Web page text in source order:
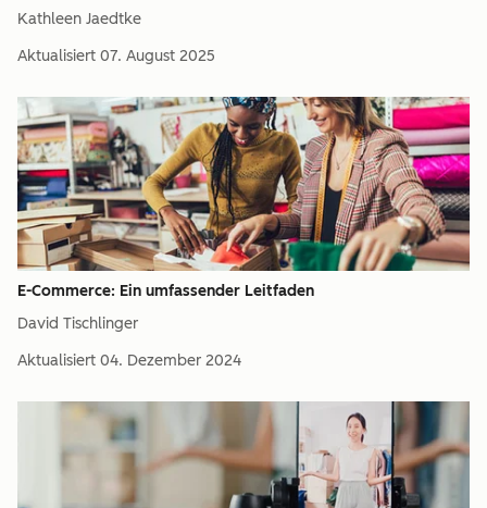
Kathleen Jaedtke
Aktualisiert 07. August 2025
E-Commerce: Ein umfassender Leitfaden
David Tischlinger
Aktualisiert 04. Dezember 2024